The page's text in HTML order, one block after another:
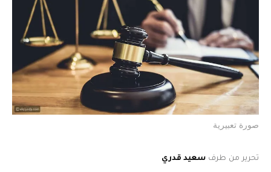
صورة تعبيرية
تحرير من طرف سعيد قدري